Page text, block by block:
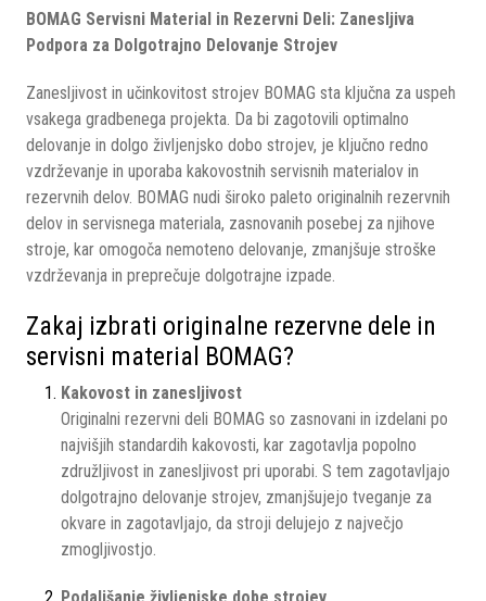
BOMAG Servisni Material in Rezervni Deli: Zanesljiva
Podpora za Dolgotrajno Delovanje Strojev
Zanesljivost in učinkovitost strojev BOMAG sta ključna za uspeh
vsakega gradbenega projekta. Da bi zagotovili optimalno
delovanje in dolgo življenjsko dobo strojev, je ključno redno
vzdrževanje in uporaba kakovostnih servisnih materialov in
rezervnih delov. BOMAG nudi široko paleto originalnih rezervnih
delov in servisnega materiala, zasnovanih posebej za njihove
stroje, kar omogoča nemoteno delovanje, zmanjšuje stroške
vzdrževanja in preprečuje dolgotrajne izpade.
Zakaj izbrati originalne rezervne dele in
servisni material BOMAG?
Kakovost in zanesljivost
Originalni rezervni deli BOMAG so zasnovani in izdelani po
najvišjih standardih kakovosti, kar zagotavlja popolno
združljivost in zanesljivost pri uporabi. S tem zagotavljajo
dolgotrajno delovanje strojev, zmanjšujejo tveganje za
okvare in zagotavljajo, da stroji delujejo z največjo
zmogljivostjo.